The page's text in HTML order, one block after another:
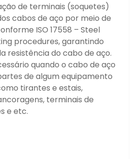
de terminais (soquetes)
cabos de aço por meio de
ISO 17558 – Steel
procedures, garantindo
resistência do cabo de aço.
quando o cabo de aço
de algum equipamento
tirantes e estais,
terminais de
e etc.